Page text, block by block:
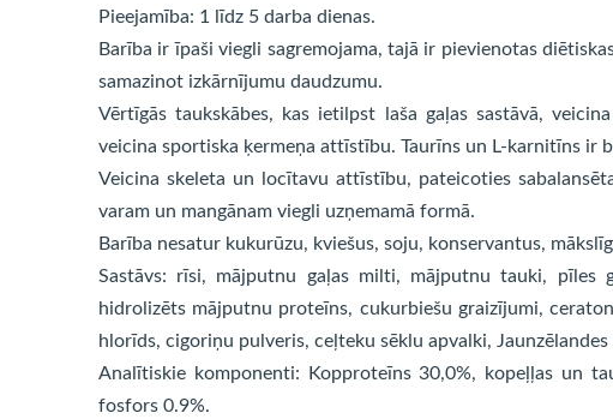
Pieejamība: 1 līdz 5 darba dienas.
Barība ir īpaši viegli sagremojama, tajā ir pievienotas
samazinot izkārnījumu daudzumu.
Vērtīgās taukskābes, kas ietilpst laša gaļas sastāvā,
veicina sportiska ķermeņa attīstību. Taurīns un L-karnitīns ir
Veicina skeleta un locītavu attīstību, pateicoties
varam un mangānam viegli uzņemamā formā.
Barība nesatur kukurūzu, kviešus, soju, konservantus,
Sastāvs: rīsi, mājputnu gaļas milti, mājputnu tauki,
hidrolizēts mājputnu proteīns, cukurbiešu graizījumi,
hlorīds, cigoriņu pulveris, ceļteku sēklu apvalki,
Analītiskie komponenti: Kopproteīns 30,0%, kopeļļas un
fosfors 0.9%.